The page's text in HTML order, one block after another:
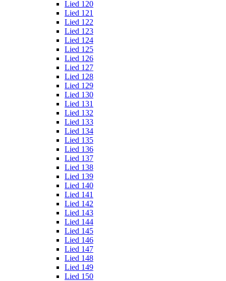
Lied 120
Lied 121
Lied 122
Lied 123
Lied 124
Lied 125
Lied 126
Lied 127
Lied 128
Lied 129
Lied 130
Lied 131
Lied 132
Lied 133
Lied 134
Lied 135
Lied 136
Lied 137
Lied 138
Lied 139
Lied 140
Lied 141
Lied 142
Lied 143
Lied 144
Lied 145
Lied 146
Lied 147
Lied 148
Lied 149
Lied 150